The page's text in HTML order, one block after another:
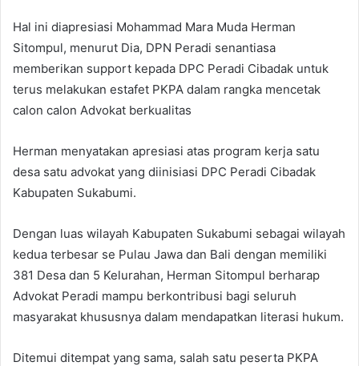
Hal ini diapresiasi Mohammad Mara Muda Herman
Sitompul, menurut Dia, DPN Peradi senantiasa
memberikan support kepada DPC Peradi Cibadak untuk
terus melakukan estafet PKPA dalam rangka mencetak
calon calon Advokat berkualitas
Herman menyatakan apresiasi atas program kerja satu
desa satu advokat yang diinisiasi DPC Peradi Cibadak
Kabupaten Sukabumi.
Dengan luas wilayah Kabupaten Sukabumi sebagai wilayah
kedua terbesar se Pulau Jawa dan Bali dengan memiliki
381 Desa dan 5 Kelurahan, Herman Sitompul berharap
Advokat Peradi mampu berkontribusi bagi seluruh
masyarakat khususnya dalam mendapatkan literasi hukum.
Ditemui ditempat yang sama, salah satu peserta PKPA